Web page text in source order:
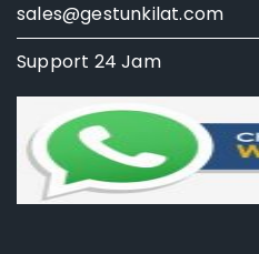
sales@gestunkilat.com
Support 24 Jam